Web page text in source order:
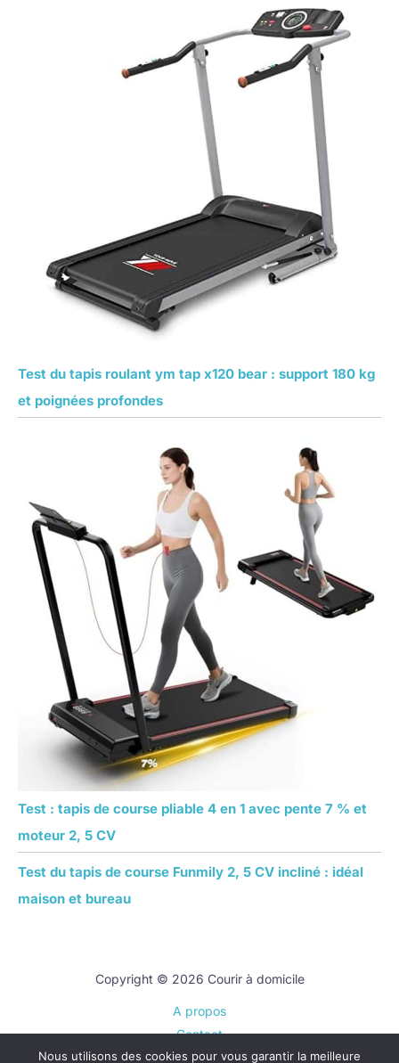
Test du tapis roulant ym tap x120 bear : support 180 kg
et poignées profondes
Test : tapis de course pliable 4 en 1 avec pente 7 % et
moteur 2, 5 CV
Test du tapis de course Funmily 2, 5 CV incliné : idéal
maison et bureau
Copyright © 2026 Courir à domicile
A propos
Contact
Plan du site
Nous utilisons des cookies pour vous garantir la meilleure